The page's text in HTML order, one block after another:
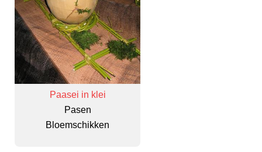
Paasei in klei
Pasen
Bloemschikken